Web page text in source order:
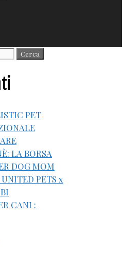
PET
LA BORSA
DOG MOM
PETS x
CANI :